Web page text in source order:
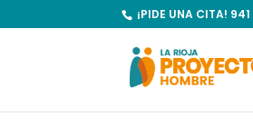
¡PIDE UNA CITA!